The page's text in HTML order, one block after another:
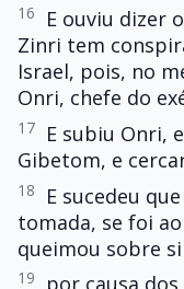
16
E ouviu dizer
Zinri tem
Israel, pois, no
Onri, chefe do
17
E subiu Onri,
Gibetom, e
18
E sucedeu
tomada, se foi
queimou sobre
19